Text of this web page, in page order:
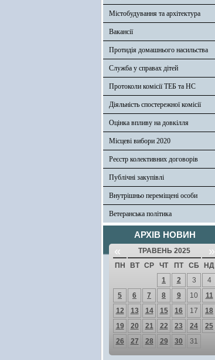
Містобудування та архітектура
Вакансії
Протидія домашнього насильства
Служба у справах дітей
Протоколи комісії ТЕБ та НС
Діяльність спостережної комісії
Оцінка впливу на довкілля
Місцеві вибори 2020
Реєстр колективних договорів
Публічні закупівлі
Внутрішньо переміщені особи
Ветеранська політика
АРХІВ НОВИН
« ТРАВЕНЬ 2025 »
ПН ВТ СР ЧТ ПТ СБ
НД
1
2 3
4
5
6 7 8 9 10
11
12
13 14 15 16 17
18
19
20 21 22 23 24
25
26
27 28 29 30 31